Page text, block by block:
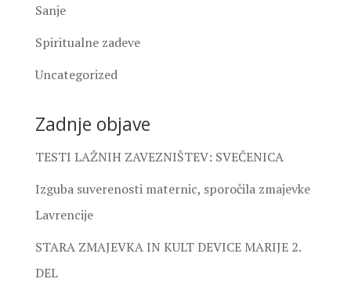
Sanje
Spiritualne zadeve
Uncategorized
Zadnje objave
TESTI LAŽNIH ZAVEZNIŠTEV: SVEČENICA
Izguba suverenosti maternic, sporočila zmajevke
Lavrencije
STARA ZMAJEVKA IN KULT DEVICE MARIJE 2.
DEL